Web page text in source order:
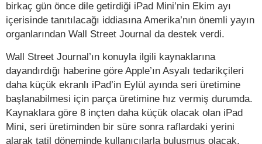
birkaç gün önce dile getirdiği iPad Mini’nin Ekim ayı
içerisinde tanıtılacağı iddiasına Amerika’nın önemli yayın
organlarından Wall Street Journal da destek verdi.
Wall Street Journal’ın konuyla ilgili kaynaklarına
dayandırdığı haberine göre Apple’ın Asyalı tedarikçileri
daha küçük ekranlı iPad’in Eylül ayında seri üretimine
başlanabilmesi için parça üretimine hız vermiş durumda.
Kaynaklara göre 8 inçten daha küçük olacak olan iPad
Mini, seri üretiminden bir süre sonra raflardaki yerini
alarak tatil döneminde kullanıcılarla buluşmuş olacak.